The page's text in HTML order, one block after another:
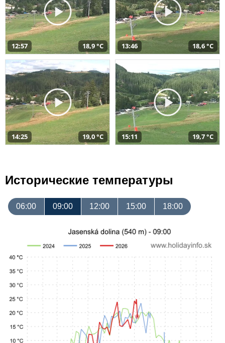
12:57 18,9 °C 13:46 18,6 °C
14:25 19,0 °C 15:11 19,7 °C
Исторические температуры
06:00 09:00 12:00 15:00 18:00